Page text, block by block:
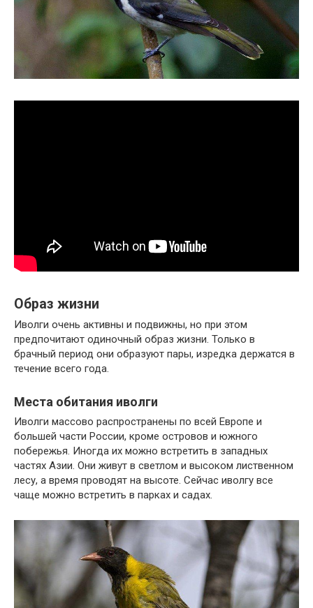
Образ жизни
Иволги очень активны и подвижны, но при этом
предпочитают одиночный образ жизни. Только в
брачный период они образуют пары, изредка держатся в
течение всего года.
Места обитания иволги
Иволги массово распространены по всей Европе и
большей части России, кроме островов и южного
побережья. Иногда их можно встретить в западных
частях Азии. Они живут в светлом и высоком лиственном
лесу, а время проводят на высоте. Сейчас иволгу все
чаще можно встретить в парках и садах.